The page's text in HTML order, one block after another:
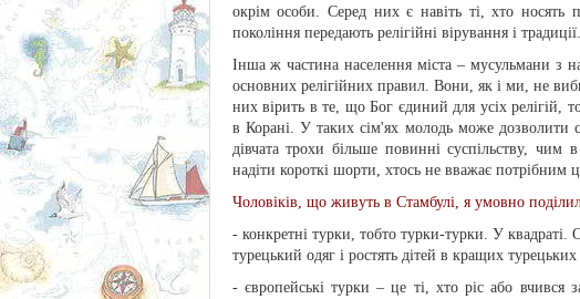
окрім особи. Серед них є навіть ті, хто носять
покоління передають релігійні вірування і традиції.
Інша ж частина населення міста – мусульмани з
основних релігійних правил. Вони, як і ми, не
них вірить в те, що Бог єдиний для усіх релігій,
в Корані. У таких сім'ях молодь може дозволити
дівчата трохи більше повинні суспільству,
надіти короткі шорти, хтось не вважає потрібним
Чоловіків, що живуть в Стамбулі, я умовно
- конкретні турки, тобто турки-турки. У
турецький одяг і ростять дітей в кращих турецьких
- європейські турки – це ті, хто ріс або вчився